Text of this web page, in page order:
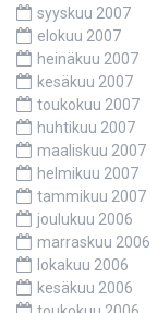
syyskuu 2007
elokuu 2007
heinäkuu 2007
kesäkuu 2007
toukokuu 2007
huhtikuu 2007
maaliskuu 2007
helmikuu 2007
tammikuu 2007
joulukuu 2006
marraskuu 2006
lokakuu 2006
kesäkuu 2006